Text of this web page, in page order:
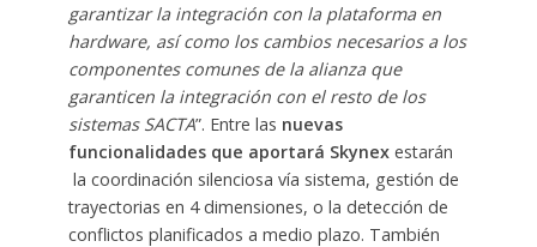
garantizar la integración con la plataforma en
hardware, así como los cambios necesarios a los
componentes comunes de la alianza que
garanticen la integración con el resto de los
sistemas SACTA”. Entre las nuevas
funcionalidades que aportará Skynexestarán
la coordinación silenciosa vía sistema, gestión de
trayectorias en 4 dimensiones, o la detección de
conflictos planificados a medio plazo. También